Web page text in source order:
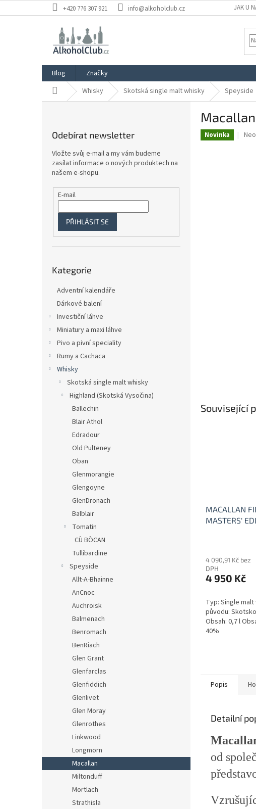
na
+420 776 307 921 info@alkoholclub.cz JAK U
Blog
Značky
Domů Whisky Skotská single malt whisky Speyside
Odebírat newsletter
Vložte svůj e-mail a my vám budeme
zasílat informace o nových produktech na
našem e-shopu.
E-mail
PŘIHLÁSIT SE
kategorie
Kategorie
Adventní kalendáře
Dárkové balení
Investiční láhve
Miniatury a maxi láhve
Pivo a pivní speciality
Rumy a Cachaca
Whisky
Skotská single malt whisky
Highland (Skotská Vysočina)
Ballechin
Blair Athol
Edradour
Old Pulteney
Oban
Glenmorangie
Glengoyne
GlenDronach
Balblair
Tomatin
CÙ BÒCAN
Tullibardine
Speyside
Allt-A-Bhainne
AnCnoc
Auchroisk
Balmenach
Benromach
BenRiach
Glen Grant
Glenfarclas
Glenfiddich
Glenlivet
Glen Moray
Glenrothes
Linkwood
Longmorn
Macallan
Miltonduff
Mortlach
Strathisla
Novinka
Související
MACALLAN
MASTERS'
4 090,91 Kč bez
DPH
4 950 Kč
Typ: Single
původu:
Obsah: 0,7 l
40%
Popis
Detailní
od